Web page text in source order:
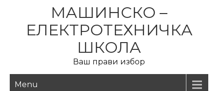
МАШИНСКО –
ЕЛЕКТРОТЕХНИЧКА
ШКОЛА
Ваш прави избор
Menu